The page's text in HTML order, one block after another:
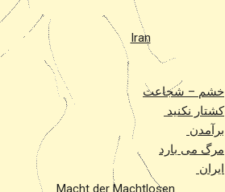
Iran
خشم – شجاعت
کشتار نکنید
برآمدن
مرگ می بارد
ایران
Macht der Machtlosen